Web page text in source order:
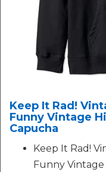
Keep It Rad!
Funny Vintage
Capucha
Keep It Rad!
Funny